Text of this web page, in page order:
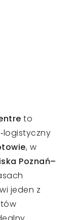
to
, w
Poznań–
jeden z